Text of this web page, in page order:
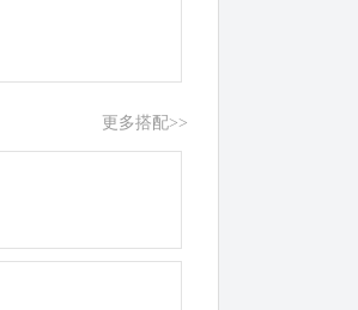
更多搭配>>